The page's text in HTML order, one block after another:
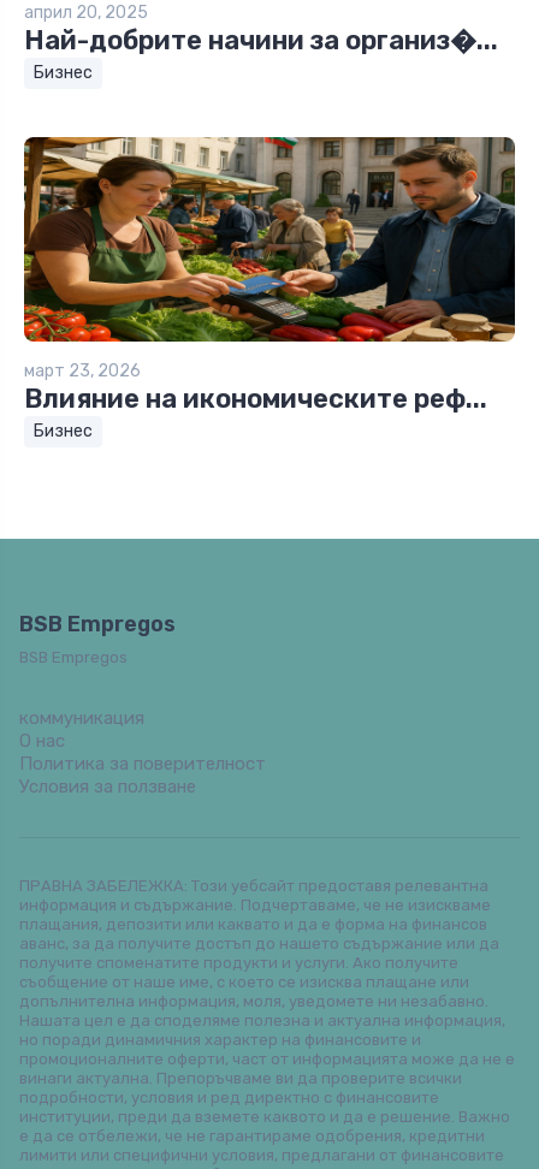
април 20, 2025
Най-добрите начини за организ�...
Бизнес
март 23, 2026
Влияние на икономическите реф...
Бизнес
BSB Empregos
BSB Empregos
коммуникация
О нас
Политика за поверителност
Условия за ползване
ПРАВНА ЗАБЕЛЕЖКА: Този уебсайт предоставя релевантна
информация и съдържание. Подчертаваме, че не изискваме
плащания, депозити или каквато и да е форма на финансов
аванс, за да получите достъп до нашето съдържание или да
получите споменатите продукти и услуги. Ако получите
съобщение от наше име, с което се изисква плащане или
допълнителна информация, моля, уведомете ни незабавно.
Нашата цел е да споделяме полезна и актуална информация,
но поради динамичния характер на финансовите и
промоционалните оферти, част от информацията може да не е
винаги актуална. Препоръчваме ви да проверите всички
подробности, условия и ред директно с финансовите
институции, преди да вземете каквото и да е решение. Важно
е да се отбележи, че не гарантираме одобрения, кредитни
лимити или специфични условия, предлагани от финансовите